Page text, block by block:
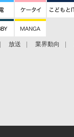
放送 業界動向